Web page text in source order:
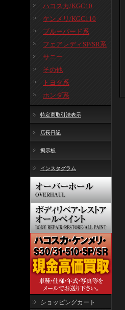
ハコスカ/KGC10
ケンメリ/KGC110
ブルーバード系
フェアレディSP/SR系
サニー
その他
トヨタ系
ホンダ系
特定商取引法表示
店長日記
掲示板
インスタグラム
ショッピングカート